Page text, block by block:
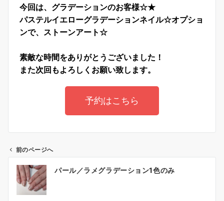
今回は、グラデーションのお客様☆★
パステルイエローグラデーションネイル☆オプショ
ンで、
ストーンアート☆
素敵な時間をありがとうございました！
また次回もよろしくお願い致します。
予約はこちら
前のページへ
パール／ラメグラデーション1色のみ